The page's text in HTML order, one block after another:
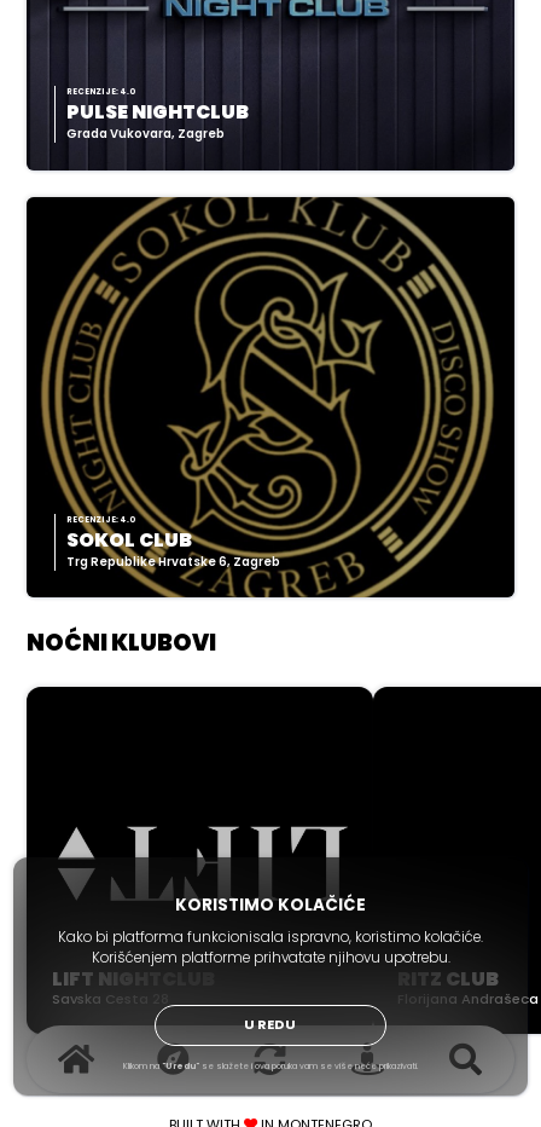
RECENZIJE: 4.0
PULSE NIGHTCLUB
Grada Vukovara, Zagreb
RECENZIJE: 4.0
SOKOL CLUB
Trg Republike Hrvatske 6, Zagreb
NOĆNI KLUBOVI
LIFT NIGHTCLUB
Savska Cesta 28
RITZ CLUB
Florijana Andrašeca
KORISTIMO KOLAČIĆE
Kako bi platforma funkcionisala ispravno, koristimo kolačiće.
Korišćenjem platforme prihvatate njihovu upotrebu.
U REDU
Klikom na "U redu" se slažete i ova poruka vam se više neće prikazivati.